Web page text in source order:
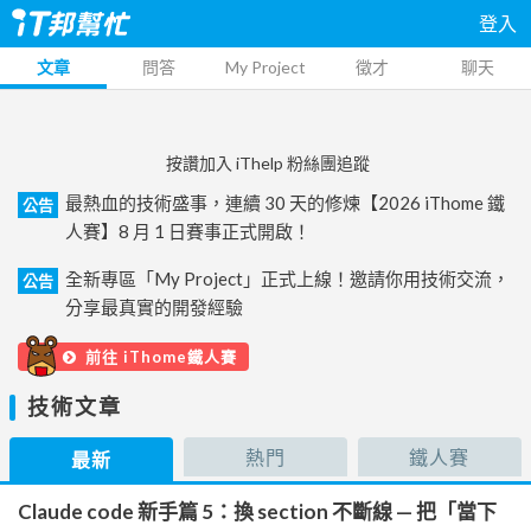
登入
文章 問答 My Project 徵才 聊天
按讚加入 iThelp 粉絲團追蹤
公告
最熱血的技術盛事，連續 30 天的修煉【2026 iThome 鐵
人賽】8 月 1 日賽事正式開啟！
公告
全新專區「My Project」正式上線！邀請你用技術交流，
分享最真實的開發經驗
前往 iThome鐵人賽
技術文章
最新 熱門 鐵人賽
Claude code 新手篇 5：換 section 不斷線 — 把「當下